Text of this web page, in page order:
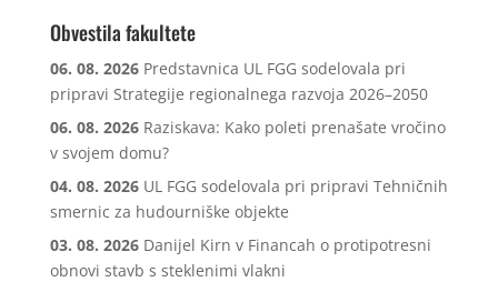
Obvestila fakultete
06. 08. 2026 Predstavnica UL FGG sodelovala pri
pripravi Strategije regionalnega razvoja 2026–2050
06. 08. 2026 Raziskava: Kako poleti prenašate vročino
v svojem domu?
04. 08. 2026 UL FGG sodelovala pri pripravi Tehničnih
smernic za hudourniške objekte
03. 08. 2026 Danijel Kirn v Financah o protipotresni
obnovi stavb s steklenimi vlakni